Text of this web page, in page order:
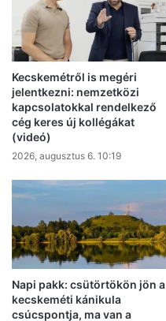
Kecskemétről is megéri
jelentkezni: nemzetközi
kapcsolatokkal rendelkező
cég keres új kollégákat
(videó)
2026, augusztus 6. 10:19
Napi pakk: csütörtökön jön a
kecskeméti kánikula
csúcspontja, ma van a